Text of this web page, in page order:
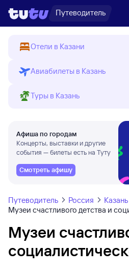
Путеводитель
Отели в Казани
Авиабилеты в Казань
Туры в Казань
Афиша по городам
Концерты, выставки и другие
события — билеты есть на Туту
Смотреть афишу
Путеводитель Россия
Казань
Музеи счастливого детства и
Музеи